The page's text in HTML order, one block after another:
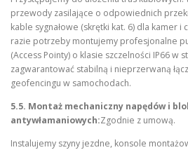
przewody zasilające o odpowiednich
kable sygnałowe (skrętki kat. 6) dla kamer i
razie potrzeby montujemy profesjonalne
(Access Pointy) o klasie szczelności IP66 w
zagwarantować stabilną i nieprzerwaną
geofencingu w samochodach.
5.5. Montaż mechaniczny napędów i
antywłamaniowych:Zgodnie z umową.
Instalujemy szyny jezdne, konsole